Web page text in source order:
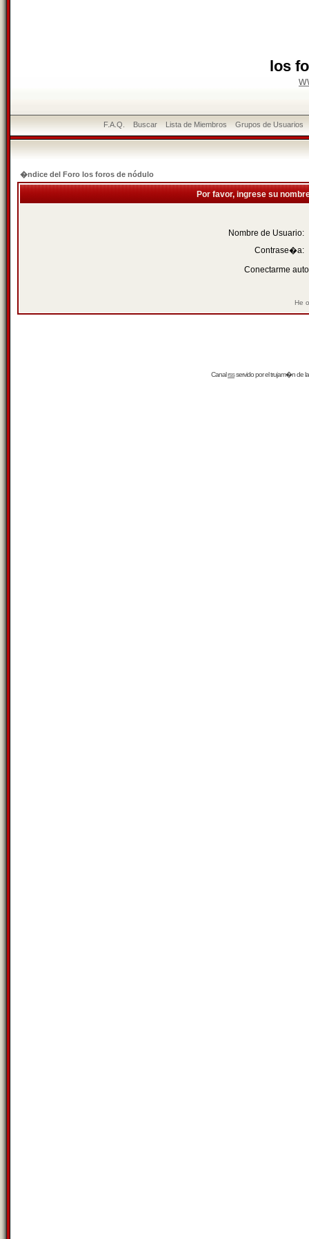
los
F.A.Q. Buscar Lista de Miembros Grupos de Usuarios
�ndice del Foro los foros de nódulo
Por favor, ingrese su
Nombre de Usuario:
Contrase�a:
Conectarme
He
Canalrssservido por eltrujam�nde